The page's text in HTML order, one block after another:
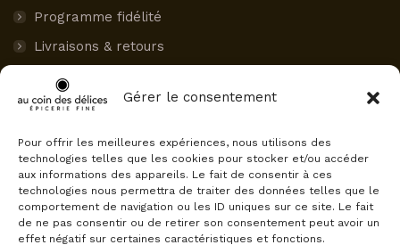
Gérer le consentement
Pour offrir les meilleures expériences, nous utilisons des
technologies telles que les cookies pour stocker et/ou accéder
aux informations des appareils. Le fait de consentir à ces
technologies nous permettra de traiter des données telles que le
comportement de navigation ou les ID uniques sur ce site. Le fait
de ne pas consentir ou de retirer son consentement peut avoir un
effet négatif sur certaines caractéristiques et fonctions.
Programme fidélité
Livraisons & retours
Paiement sécurisé
Mon compte
AVIS CLIENTS
Au Coin des Délices
4.5
Basé sur 75 avis
powered byGoogle